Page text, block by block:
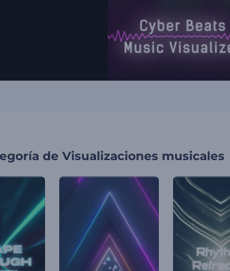
de Visualizaciones musicales